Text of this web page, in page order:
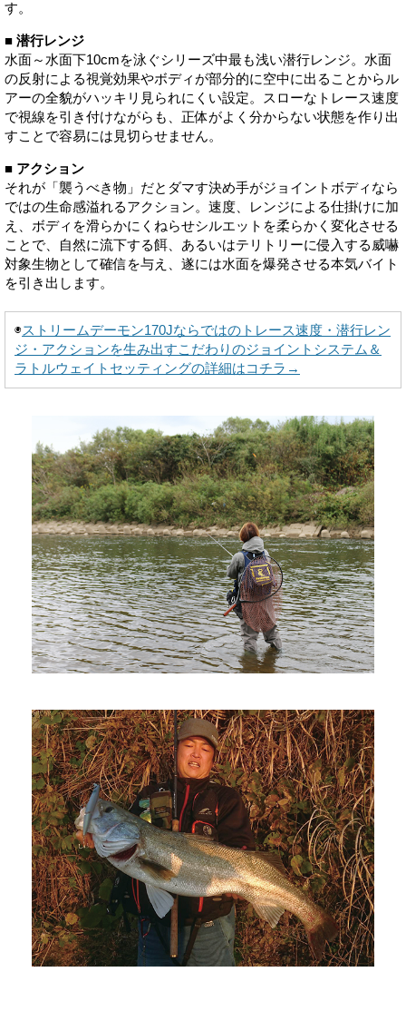
す。
■ 潜行レンジ
水面～水面下10cmを泳ぐシリーズ中最も浅い潜行レンジ。水面
の反射による視覚効果やボディが部分的に空中に出ることからル
アーの全貌がハッキリ見られにくい設定。スローなトレース速度
で視線を引き付けながらも、正体がよく分からない状態を作り出
すことで容易には見切らせません。
■ アクション
それが「襲うべき物」だとダマす決め手がジョイントボディなら
ではの生命感溢れるアクション。速度、レンジによる仕掛けに加
え、ボディを滑らかにくねらせシルエットを柔らかく変化させる
ことで、自然に流下する餌、あるいはテリトリーに侵入する威嚇
対象生物として確信を与え、遂には水面を爆発させる本気バイト
を引き出します。
◉ストリームデーモン170Jならではのトレース速度・潜行レン
ジ・アクションを生み出すこだわりのジョイントシステム＆
ラトルウェイトセッティングの詳細はコチラ→